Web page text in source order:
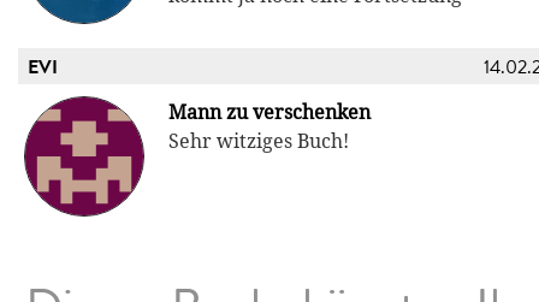
EVI
Mann zu verschenken
Sehr witziges Buch!